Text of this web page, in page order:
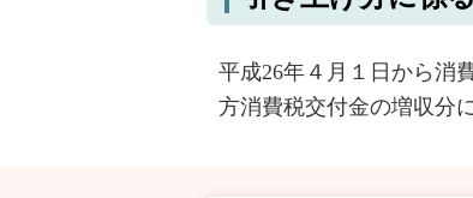
平成26年４月１日から消
方消費税交付金の増収分